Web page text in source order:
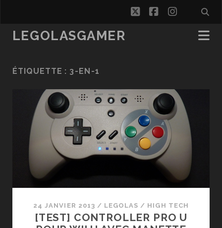
twitterfacebook
LEGOLASGAMER
ÉTIQUETTE : 3-EN-1
24 JANVIER 2013 / LEGOLAS / HIGH TECH
[TEST] CONTROLLER PRO U